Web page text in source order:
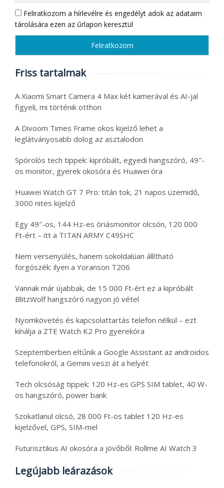
Feliratkozom a hírlevélre és engedélyt adok az adataim
tárolására ezen az űrlapon keresztül
Friss tartalmak
A Xiaomi Smart Camera 4 Max két kamerával és AI-jal
figyeli, mi történik otthon
A Divoom Times Frame okos kijelző lehet a
leglátványosabb dolog az asztalodon
Spórolós tech tippek: kipróbált, egyedi hangszóró, 49″-
os monitor, gyerek okosóra és Huawei óra
Huawei Watch GT 7 Pro: titán tok, 21 napos üzemidő,
3000 nites kijelző
Egy 49″-os, 144 Hz-es óriásmonitor olcsón, 120 000
Ft-ért – itt a TITAN ARMY C49SHC
Nem versenyülés, hanem sokoldalúan állítható
forgószék: ilyen a Yoranson T206
Vannak már újabbak, de 15 000 Ft-ért ez a kipróbált
BlitzWolf hangszóró nagyon jó vétel
Nyomkövetés és kapcsolattartás telefon nélkül – ezt
kínálja a ZTE Watch K2 Pro gyerekóra
Szeptemberben eltűnik a Google Assistant az androidos
telefonokról, a Gemini veszi át a helyét
Tech olcsóság tippek: 120 Hz-es GPS SIM tablet, 40 W-
os hangszóró, power bank
Szokatlanul olcsó, 28 000 Ft-os tablet 120 Hz-es
kijelzővel, GPS, SIM-mel
Futurisztikus AI okosóra a jövőből: Rollme AI Watch 3
Legújabb leárazások